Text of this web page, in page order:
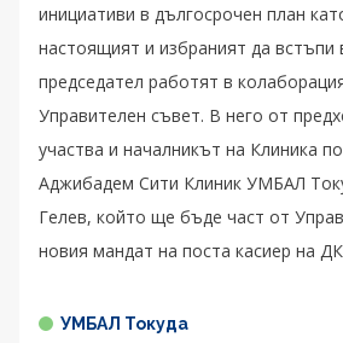
инициативи в дългосрочен план
настоящият и избраният да встъпи
председател работят в
Управителен съвет. В него от
участва и началникът на Клиника
Аджибадем Сити Клиник УМБАЛ
Гелев, който ще бъде част от
новия мандат на поста касиер на
УМБАЛ Токуда